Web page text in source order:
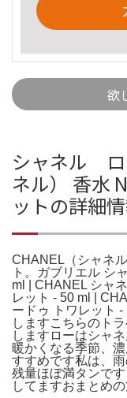
欲
シャネル ロ
ネル） 香水
ットの詳細
CHANEL（シャネ
ト。ガブリエル シ
ml | CHANEL シャ
レット - 50 ml |
ードゥ トワレット
しますこちらのト
しますローはシャ
暖かくなる季節、
すすめです私は、
残量ほぼ満タンで
してますおまとめ